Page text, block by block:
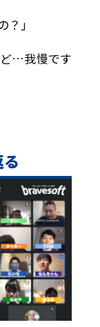
」
ど…我慢です